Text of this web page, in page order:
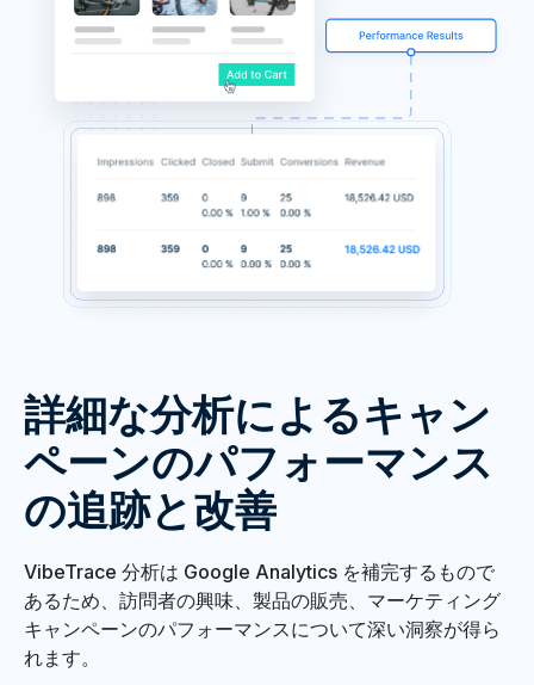
詳細な分析によるキャン
ペーンのパフォーマンス
の追跡と改善
VibeTrace 分析は Google Analytics を補完するもので
あるため、訪問者の興味、製品の販売、マーケティング
キャンペーンのパフォーマンスについて深い洞察が得ら
れます。